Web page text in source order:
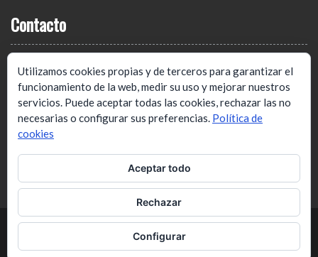
Contacto
Email:
tecnicat@tecnicat.cat
Dirección:
C/ Josep Estivill, 33B, 4º1ª.
Barcelona. 08027
Copyright 2023. Tecnicat, Sindicat de Tècnics.
WEN Associate de
Utilizamos cookies propias y de terceros para garantizar el
funcionamiento de la web, medir su uso y mejorar nuestros
servicios. Puede aceptar todas las cookies, rechazar las no
necesarias o configurar sus preferencias. Política de
cookies
Aceptar todo
Rechazar
Configurar